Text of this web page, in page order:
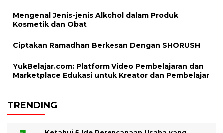
Mengenal Jenis-jenis Alkohol dalam Produk
Kosmetik dan Obat
Ciptakan Ramadhan Berkesan Dengan SHORUSH
YukBelajar.com: Platform Video Pembelajaran dan
Marketplace Edukasi untuk Kreator dan Pembelajar
TRENDING